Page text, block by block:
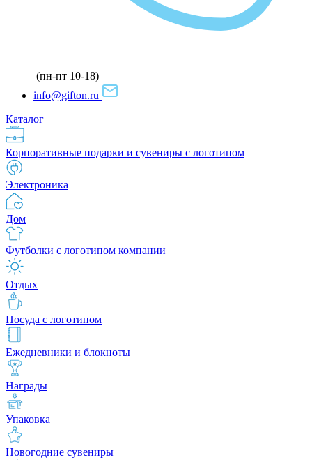
(пн-пт 10-18)
info@gifton.ru
Каталог
Корпоративные подарки и сувениры с логотипом
Электроника
Дом
Футболки с логотипом компании
Отдых
Посуда с логотипом
Ежедневники и блокноты
Награды
Упаковка
Новогодние сувениры